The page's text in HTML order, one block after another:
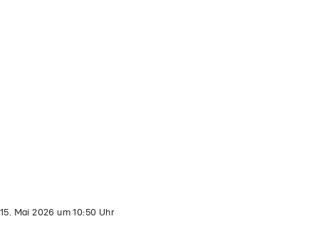
15. Mai 2026 um 10:50 Uhr